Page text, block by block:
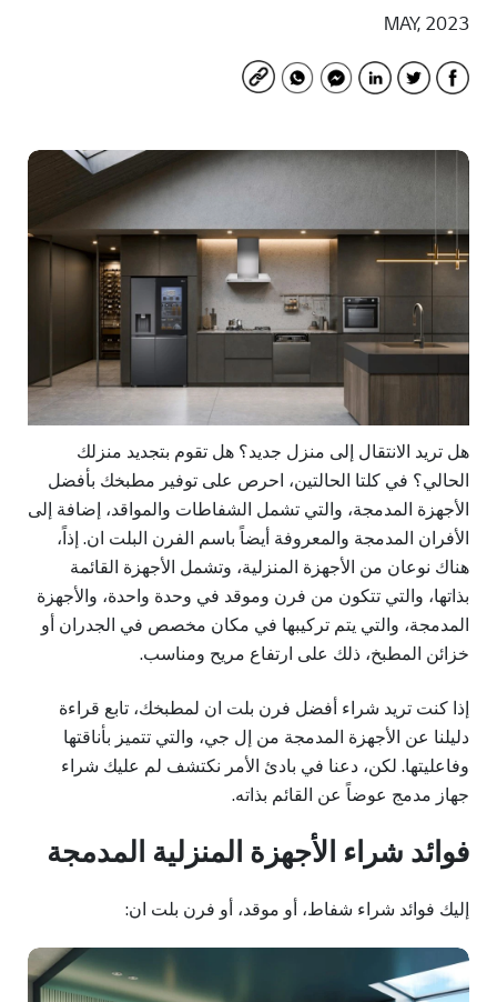
MAY, 2023
هل تريد الانتقال إلى منزل جديد؟ هل تقوم بتجديد منزلك
الحالي؟ في كلتا الحالتين، احرص على توفير مطبخك بأفضل
الأجهزة المدمجة، والتي تشمل الشفاطات والمواقد، إضافة إلى
الأفران المدمجة والمعروفة أيضاً باسم الفرن البلت ان. إذاً،
هناك نوعان من الأجهزة المنزلية، وتشمل الأجهزة القائمة
بذاتها، والتي تتكون من فرن وموقد في وحدة واحدة، والأجهزة
المدمجة، والتي يتم تركيبها في مكان مخصص في الجدران أو
خزائن المطبخ، ذلك على ارتفاع مريح ومناسب.
إذا كنت تريد شراء أفضل فرن بلت ان لمطبخك، تابع قراءة
دليلنا عن الأجهزة المدمجة من إل جي، والتي تتميز بأناقتها
وفاعليتها. لكن، دعنا في بادئ الأمر نكتشف لم عليك شراء
جهاز مدمج عوضاً عن القائم بذاته.
فوائد شراء الأجهزة المنزلية المدمجة
إليك فوائد شراء شفاط، أو موقد، أو فرن بلت ان: